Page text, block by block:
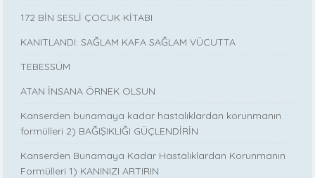
172 BİN SESLİ ÇOCUK KİTABI
KANITLANDI: SAĞLAM KAFA SAĞLAM VÜCUTTA
TEBESSÜM
ATAN İNSANA ÖRNEK OLSUN
Kanserden bunamaya kadar hastalıklardan korunmanın
formülleri 2) BAĞIŞIKLIĞI GÜÇLENDİRİN
Kanserden Bunamaya Kadar Hastalıklardan Korunmanın
Formülleri 1) KANINIZI ARTIRIN